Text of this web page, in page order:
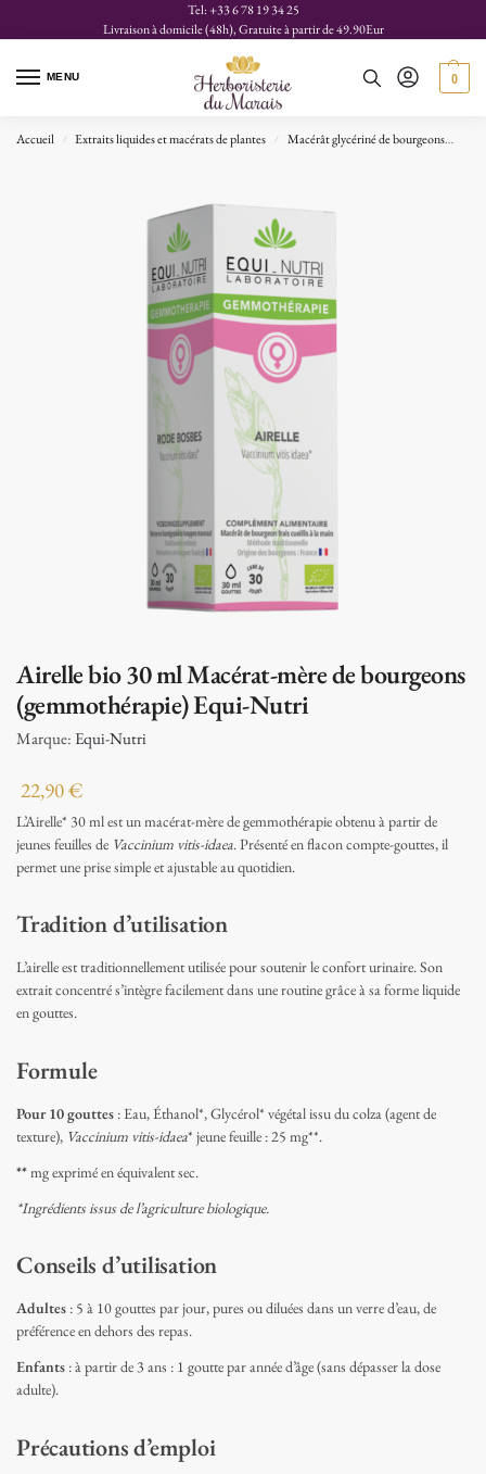
Tel: +33 6 78 19 34 25
Livraison à domicile (48h), Gratuite à partir de 49.90Eur
MENU 0
Accueil / Extraits liquides et macérats de plantes / Macérât glycériné de bourgeons
Airelle bio 30 ml Macérat-mère de bourgeons
(gemmothérapie) Equi-Nutri
Marque: Equi-Nutri
22,90€
L’Airelle* 30 ml est un macérat-mère de gemmothérapie obtenu à partir de
jeunes feuilles de Vaccinium vitis-idaea. Présenté en flacon compte-gouttes, il
permet une prise simple et ajustable au quotidien.
Tradition d’utilisation
L’airelle est traditionnellement utilisée pour soutenir le confort urinaire. Son
extrait concentré s’intègre facilement dans une routine grâce à sa forme liquide
en gouttes.
Formule
Pour 10 gouttes : Eau, Éthanol*, Glycérol* végétal issu du colza (agent de
texture), Vaccinium vitis-idaea* jeune feuille : 25 mg**.
**mg exprimé en équivalent sec.
*Ingrédients issus de l’agriculture biologique.
Conseils d’utilisation
Adultes : 5 à 10 gouttes par jour, pures ou diluées dans un verre d’eau, de
préférence en dehors des repas.
Enfants : à partir de 3 ans : 1 goutte par année d’âge (sans dépasser la dose
adulte).
Précautions d’emploi